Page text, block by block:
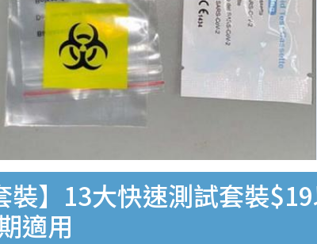
裝】13大快速測試套裝
適用